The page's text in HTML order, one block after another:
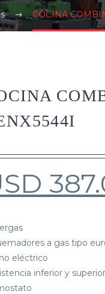
COCINA
a gas tipo
eléctrico
inferior y superior